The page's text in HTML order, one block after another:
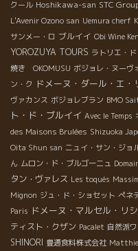
クール Hoshikawa-san STC
L'Avenir Ozono san Uemura cherf
サンメー・ロ ブルイイ Obi Wine
YOROZUYA TOURS ラトリエ・
焼き OKOMUSU ボジョレ・ヌーヴ
ン・ク ドメーヌ・ダール・エ・
ヴァカンス ボジョレブラン BMO
ト・ド・ブルイイ Avec le Temps
des Maisons Brulées Shizuoka
Oita Shun san ニュイ・サン・ジョ
ん ムロン・ド・ブルゴーニュ
タン・ヴァレス Les toqués
Mignon ジュ・ド・ショセット ぺネ
Paris ドメーヌ・マルセル・リ
ティスト・クザン Pacalet 自然派
SHINORI 豊通食料株式会社